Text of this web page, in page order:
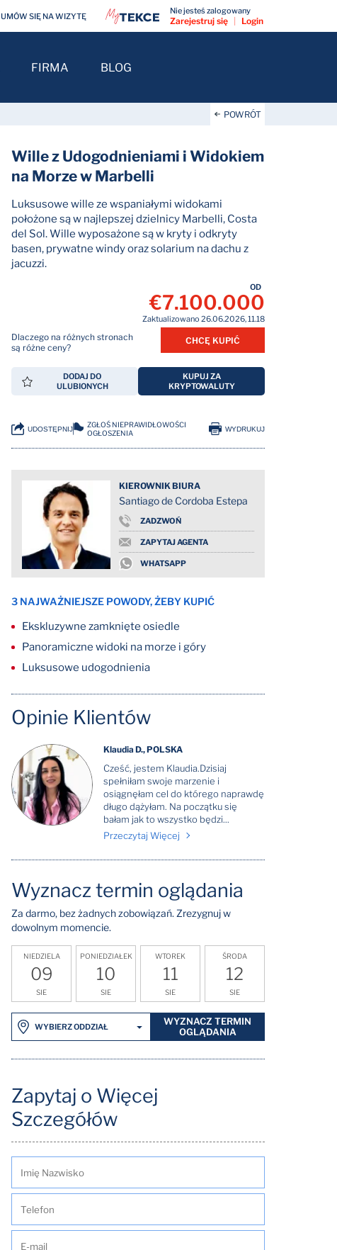
POWRÓT
UDOSTĘPNIJ
ZGŁOŚ NIEPRAWIDŁOWOŚCI
OGŁOSZENIA
WYDRUKUJ
Wille z Udogodnieniami i Widokiem
na Morze w Marbelli
Luksusowe wille ze wspaniałymi widokami
położone są w najlepszej dzielnicy Marbelli, Costa
del Sol. Wille wyposażone są w kryty i odkryty
basen, prywatne windy oraz solarium na dachu z
jacuzzi.
Dlaczego na różnych stronach
są różne ceny?
OD
€7.100.000
Zaktualizowano 26.06.2026, 11.18
CHCĘ KUPIĆ
DODAJ DO
ULUBIONYCH
KUPUJ ZA
KRYPTOWALUTY
3 NAJWAŻNIEJSZE POWODY, ŻEBY KUPIĆ
Ekskluzywne zamknięte osiedle
Panoramiczne widoki na morze i góry
Luksusowe udogodnienia
Opinie Klientów
Klaudia D., POLSKA
Cześć, jestem Klaudia.Dzisiaj
spełniłam swoje marzenie i
osiągnęłam cel do którego naprawdę
długo dążyłam. Na początku się
bałam jak to wszystko będzi...
Przeczytaj Więcej
KIEROWNIK BIURA
Santiago de Cordoba Estepa
ZADZWOŃ
ZAPYTAJ AGENTA
WHATSAPP
Wyznacz termin oglądania
Za darmo, bez żadnych zobowiązań. Zrezygnuj w
dowolnym momencie.
NIEDZIELA
09
SIE
PONIEDZIAŁEK
10
SIE
WTOREK
11
SIE
ŚRODA
12
SIE
WYBIERZ ODDZIAŁ
WYZNACZ TERMIN
OGLĄDANIA
Zapytaj o Więcej
Szczegółów
FIRMA BLOG
UMÓW SIĘ NA WIZYTĘ
Nie jesteś zalogowany
Zarejestruj się Login